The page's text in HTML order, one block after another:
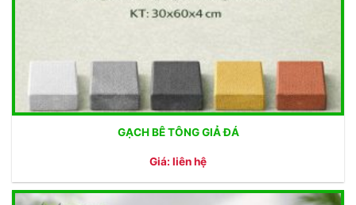
GẠCH BÊ TÔNG GIẢ ĐÁ
Giá: liên hệ